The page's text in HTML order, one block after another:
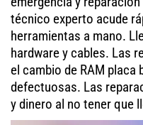
técnico experto acude
herramientas a mano.
hardware y cables. Las
el cambio de RAM
defectuosas. Las
y dinero al no tener que